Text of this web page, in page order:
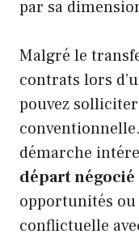
par sa
Malgré le
contrats lors
pouvez
démarche
départ négocié
opportunités
conflictuelle